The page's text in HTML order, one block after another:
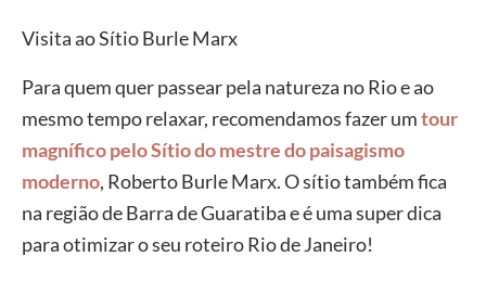
Visita ao Sítio Burle Marx
Para quem quer passear pela natureza no Rio e ao
mesmo tempo relaxar, recomendamos fazer umtour
magnífico pelo Sítio do mestre do paisagismo
moderno, Roberto Burle Marx. O sítio também fica
na região de Barra de Guaratiba e é uma super dica
para otimizar o seu roteiro Rio de Janeiro!